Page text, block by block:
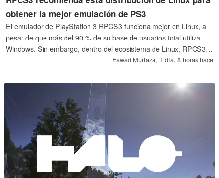
obtener la mejor emulación de PS3
El emulador de PlayStation 3 RPCS3 funciona mejor en Linux, a
pesar de que más del 90 % de su base de usuarios total utiliza
Windows. Sin embargo, dentro del ecosistema de Linux, RPCS3
recomienda una distribución concreta.Fawad Murtaza, 1 día, 8 horas hace